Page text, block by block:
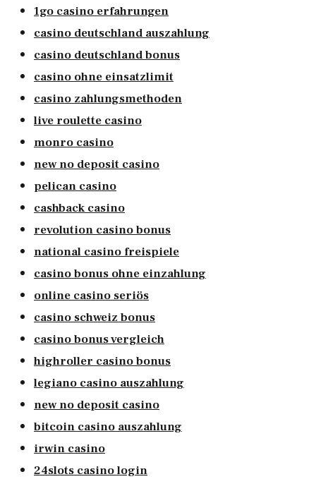
1go casino erfahrungen
casino deutschland auszahlung
casino deutschland bonus
casino ohne einsatzlimit
casino zahlungsmethoden
live roulette casino
monro casino
new no deposit casino
pelican casino
cashback casino
revolution casino bonus
national casino freispiele
casino bonus ohne einzahlung
online casino seriös
casino schweiz bonus
casino bonus vergleich
highroller casino bonus
legiano casino auszahlung
new no deposit casino
bitcoin casino auszahlung
irwin casino
24slots casino login